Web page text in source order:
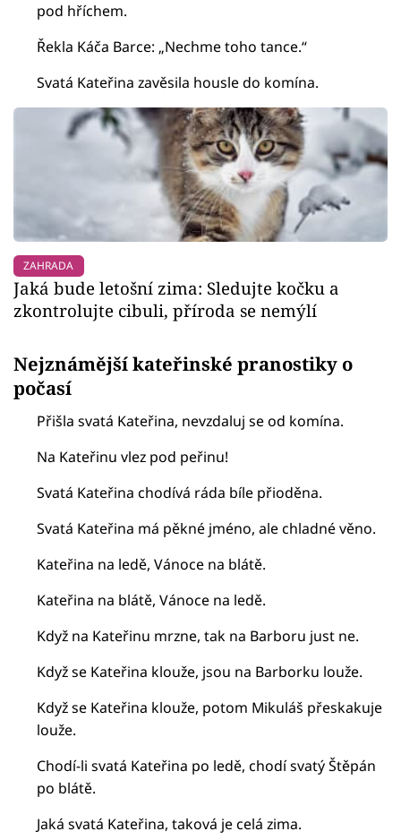
pod hříchem.
Řekla Káča Barce: „Nechme toho tance.“
Svatá Kateřina zavěsila housle do komína.
ZAHRADA
Jaká bude letošní zima: Sledujte kočku a
zkontrolujte cibuli, příroda se nemýlí
Nejznámější kateřinské pranostiky o
počasí
Přišla svatá Kateřina, nevzdaluj se od komína.
Na Kateřinu vlez pod peřinu!
Svatá Kateřina chodívá ráda bíle přioděna.
Svatá Kateřina má pěkné jméno, ale chladné věno.
Kateřina na ledě, Vánoce na blátě.
Kateřina na blátě, Vánoce na ledě.
Když na Kateřinu mrzne, tak na Barboru just ne.
Když se Kateřina klouže, jsou na Barborku louže.
Když se Kateřina klouže, potom Mikuláš přeskakuje
louže.
Chodí-li svatá Kateřina po ledě, chodí svatý Štěpán
po blátě.
Jaká svatá Kateřina, taková je celá zima.